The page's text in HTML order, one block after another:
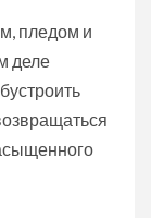
пледом и
деле